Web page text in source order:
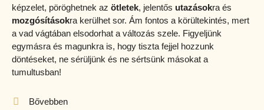
képzelet, pöröghetnek az ötletek, jelentős utazásokra és
mozgósításokra kerülhet sor. Ám fontos a körültekintés, mert
a vad vágtában elsodorhat a változás szele. Figyeljünk
egymásra és magunkra is, hogy tiszta fejjel hozzunk
döntéseket, ne sérüljünk és ne sértsünk másokat a
tumultusban!
Bővebben